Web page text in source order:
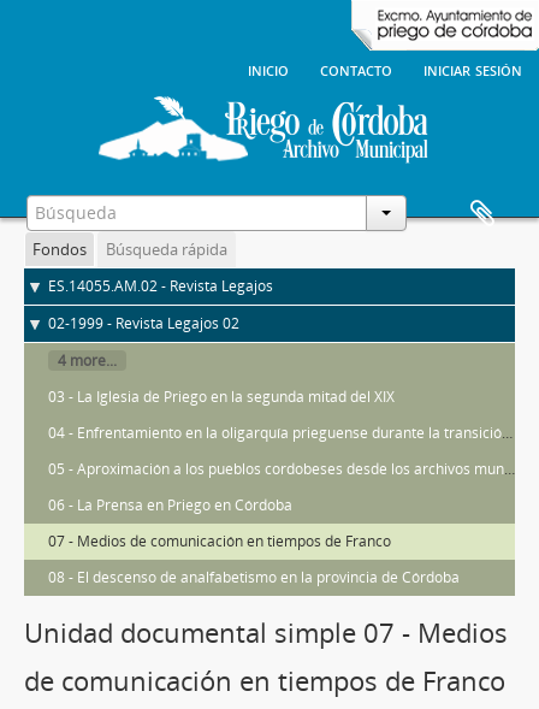
inicio contacto iniciar sesión
Fondos Búsqueda rápida
ES.14055.AM.02 - Revista Legajos
02-1999 - Revista Legajos 02
4 more...
03 - La Iglesia de Priego en la segunda mitad del XIX
04 - Enfrentamiento en la oligarquía prieguense durante la transición en la II República
05 - Aproximación a los pueblos cordobeses desde los archivos municipales
06 - La Prensa en Priego en Córdoba
07 - Medios de comunicación en tiempos de Franco
08 - El descenso de analfabetismo en la provincia de Córdoba
Unidad documental simple 07 - Medios
de comunicación en tiempos de Franco